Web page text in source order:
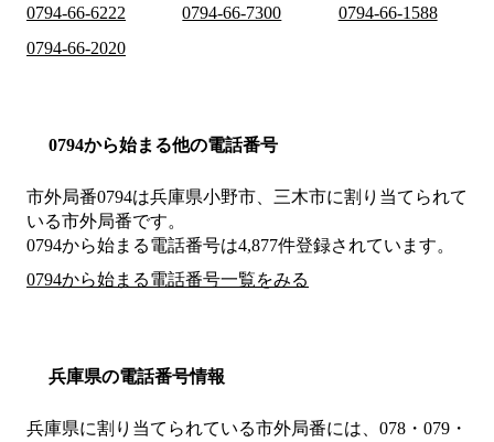
0794-66-6222
0794-66-7300
0794-66-1588
0794-66-2020
0794から始まる他の電話番号
市外局番0794は兵庫県小野市、三木市に割り当てられて
いる市外局番です。
0794から始まる電話番号は4,877件登録されています。
0794から始まる電話番号一覧をみる
兵庫県の電話番号情報
兵庫県に割り当てられている市外局番には、078・079・